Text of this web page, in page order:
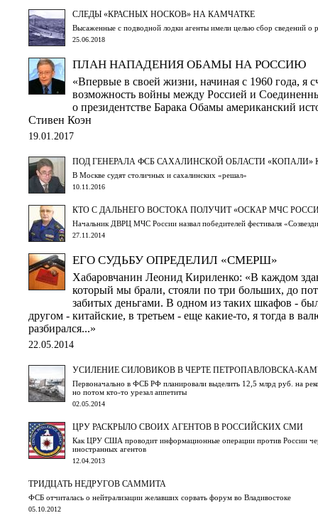
СЛЕДЫ «КРАСНЫХ НОСКОВ» НА КАМЧАТКЕ
Высаженные с подводной лодки агенты имели целью сбор сведений о
25.06.2018
ПЛАН НАПАДЕНИЯ ОБАМЫ НА РОССИЮ
«Впервые в своей жизни, начиная с 1960 года, я
возможность войны между Россией и
о президентстве Барака Обамы американский
Стивен Коэн
19.01.2017
ПОД ГЕНЕРАЛА ФСБ САХАЛИНСКОЙ ОБЛАСТИ «КОПАЛИ»
В Москве судят столичных и сахалинских «решал»
10.11.2016
КТО С ДАЛЬНЕГО ВОСТОКА ПОЛУЧИТ «ОСКАР МЧС
Начальник ДВРЦ МЧС России назвал победителей фестиваля
27.11.2014
ЕГО СУДЬБУ ОПРЕДЕЛИЛ «СМЕРШ»
Хабаровчанин Леонид Кириленко: «В каждом
который мы брали, стояли по три больших, до
забитых деньгами. В одном из таких шкафов -
другом - китайские, в третьем - еще какие-то, я тогда в
разбирался...»
22.05.2014
УСИЛЕНИЕ СИЛОВИКОВ В ЧЕРТЕ ПЕТРОПАВЛОВСКА-
Первоначально в ФСБ РФ планировали выделить 12,5 млрд руб. на
но потом кто-то урезал аппетиты
02.05.2014
ЦРУ РАСКРЫЛО СВОИХ АГЕНТОВ В РОССИЙСКИХ СМИ
Как ЦРУ США проводит информационные операции против России
иностранных агентов
12.04.2013
ТРИДЦАТЬ НЕДРУГОВ САММИТА
ФСБ отчиталась о нейтрализации желавших сорвать форум во Владивостоке
05.10.2012